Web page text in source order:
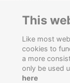
Contacto
This
Like most
cookies to
a more
only be used
here